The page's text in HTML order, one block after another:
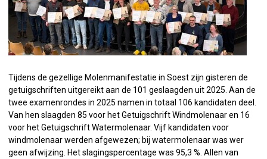
Tijdens de gezellige Molenmanifestatie in Soest zijn gisteren de
getuigschriften uitgereikt aan de 101 geslaagden uit 2025. Aan de
twee examenrondes in 2025 namen in totaal 106 kandidaten deel.
Van hen slaagden 85 voor het Getuigschrift Windmolenaar en 16
voor het Getuigschrift Watermolenaar. Vijf kandidaten voor
windmolenaar werden afgewezen; bij watermolenaar was wer
geen afwijzing. Het slagingspercentage was 95,3 %. Allen van